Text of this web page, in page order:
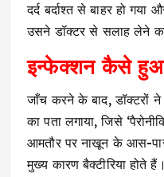
दर्द बर्दाश्त से बाहर हो
उसने डॉक्टर से सलाह लेने
इन्फेक्शन कैसे
जाँच ​​करने के बाद, डॉक्टरों
का पता लगाया, जिसे
आमतौर पर नाखून के आस-
मुख्य कारण बैक्टीरिया होते